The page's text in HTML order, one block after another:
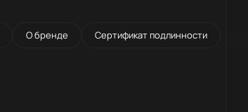
О бренде Сертификат подлинности